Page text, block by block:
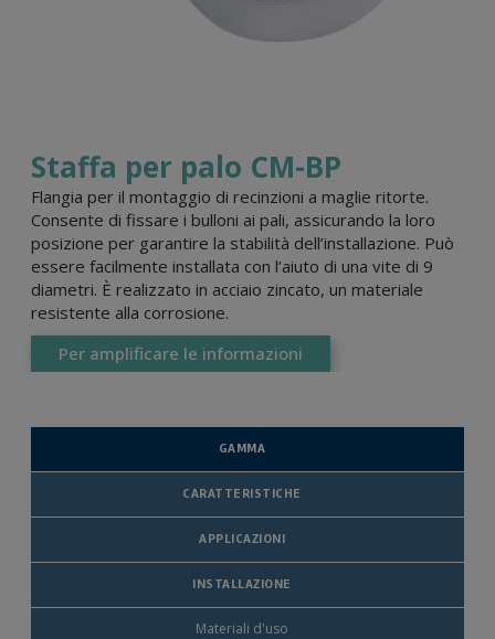
Staffa per palo CM-BP
Flangia per il montaggio di recinzioni a maglie ritorte.
Consente di fissare i bulloni ai pali, assicurando la loro
posizione per garantire la stabilità dell’installazione. Può
essere facilmente installata con l’aiuto di una vite di 9
diametri. È realizzato in acciaio zincato, un materiale
resistente alla corrosione.
Per amplificare le informazioni
GAMMA
CARATTERISTICHE
APPLICAZIONI
INSTALLAZIONE
Materiali d'uso